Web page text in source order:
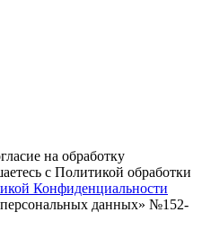
на обработку
с Политикой обработки
Конфиденциальности
данных» №152-